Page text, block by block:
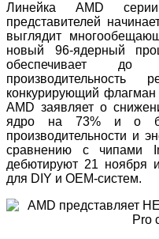
Линейка AMD
представителей
выглядит
новый 96-ядерный
обеспечивает
конкурирующий
AMD заявляет о
ядро на 73% и о
производительности и
сравнению с чипами
дебютируют 21 ноября
для DIY и OEM-систем.